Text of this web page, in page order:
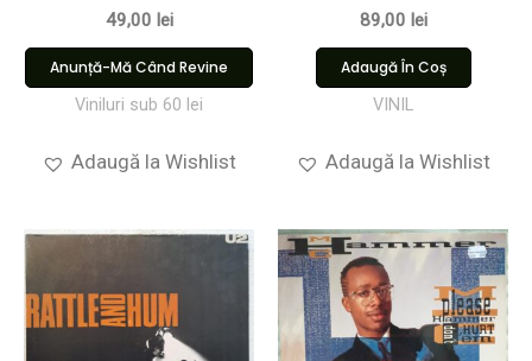
49,00 lei
Anunță-Mă Când Revine
Viniluri sub 60 lei
Adaugă la Wishlist
89,00 lei
Adaugă În Coș
VINIL
Adaugă la Wishlist